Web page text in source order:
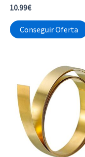
10.99€
Conseguir Oferta